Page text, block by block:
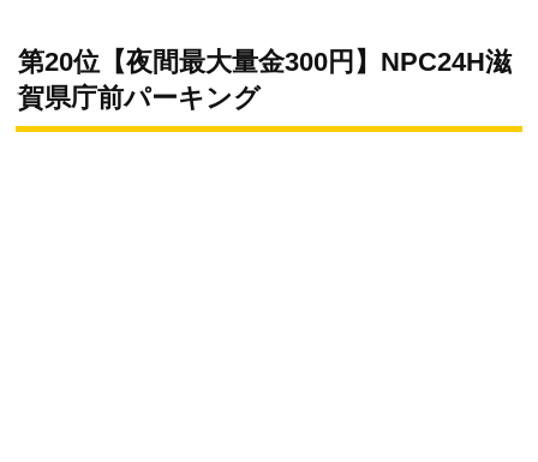
第20位【夜間最大量金300円】NPC24H滋
賀県庁前パーキング